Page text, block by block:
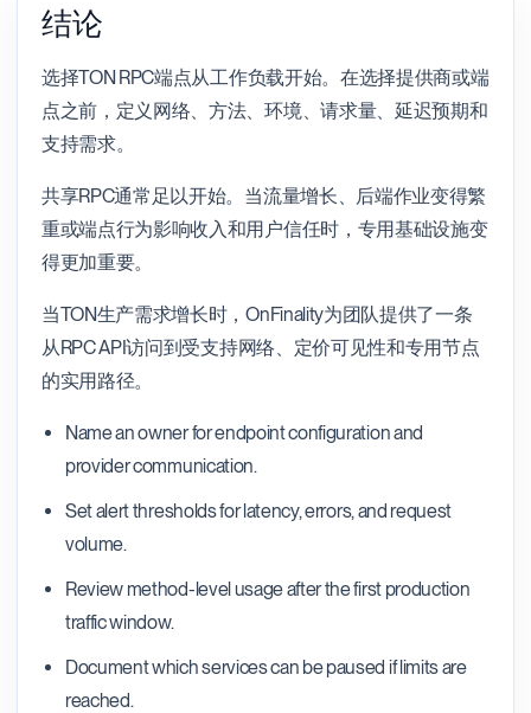
结论
选择TON RPC端点从工作负载开始。在选择提供商或端
点之前，定义网络、方法、环境、请求量、延迟预期和
支持需求。
共享RPC通常足以开始。当流量增长、后端作业变得繁
重或端点行为影响收入和用户信任时，专用基础设施变
得更加重要。
当TON生产需求增长时，OnFinality为团队提供了一条
从RPC API访问到受支持网络、定价可见性和专用节点
的实用路径。
Name an owner for endpoint configuration and
provider communication.
Set alert thresholds for latency, errors, and request
volume.
Review method-level usage after the first production
traffic window.
Document which services can be paused if limits are
reached.